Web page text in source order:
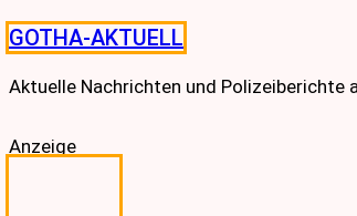
Skip
to
content
GOTHA-AKTUELL
Aktuelle Nachrichten und Polizeiberichte
Anzeige